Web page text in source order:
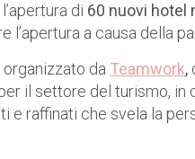
di 60 nuovi hotel
l’apertura a causa della
organizzato da Teamwork,
il settore del turismo, in
e raffinati che svela la